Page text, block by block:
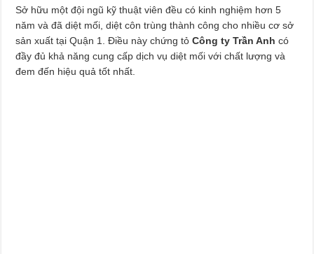
Sở hữu một đội ngũ kỹ thuật viên đều có kinh nghiệm hơn 5
năm và đã diệt mối, diệt côn trùng thành công cho nhiều cơ sở
sản xuất tại Quận 1. Điều này chứng tỏCông ty Trần Anh có
đầy đủ khả năng cung cấp dịch vụ diệt mối với chất lượng và
đem đến hiệu quả tốt nhất.